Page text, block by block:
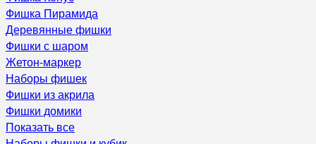
Фишка Пирамида
Деревянные фишки
Фишки с шаром
Жетон-маркер
Наборы фишек
Фишки из акрила
Фишки домики
Показать все